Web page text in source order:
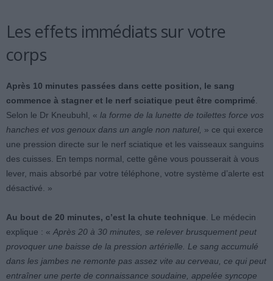
Les effets immédiats sur votre
corps
Après 10 minutes passées dans cette position, le sang
commence à stagner et le nerf sciatique peut être comprimé
Selon le Dr Kneubuhl, « la forme de la lunette de toilettes force vos
hanches et vos genoux dans un angle non naturel, » ce qui exerce
une pression directe sur le nerf sciatique et les vaisseaux sanguins
des cuisses. En temps normal, cette gêne vous pousserait à vous
lever, mais absorbé par votre téléphone, votre système d’alerte est
désactivé. »
Au bout de 20 minutes, c’est la chute technique . Le médecin
explique : « Après 20 à 30 minutes, se relever brusquement peut
provoquer une baisse de la pression artérielle. Le sang accumulé
dans les jambes ne remonte pas assez vite au cerveau, ce qui peut
entraîner une perte de connaissance soudaine, appelée syncope